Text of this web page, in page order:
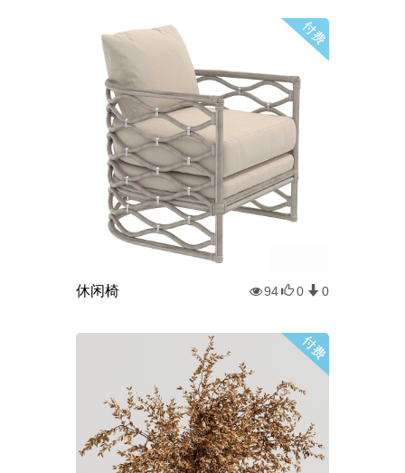
休闲椅 94 0 0